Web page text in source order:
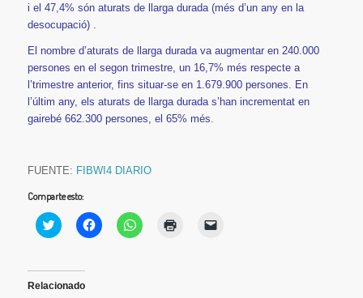
i el 47,4% són aturats de llarga durada (més d’un any en la
desocupació) .
El nombre d’aturats de llarga durada va augmentar en 240.000
persones en el segon trimestre, un 16,7% més respecte a
l’trimestre anterior, fins situar-se en 1.679.900 persones. En
l’últim any, els aturats de llarga durada s’han incrementat en
gairebé 662.300 persones, el 65% més.
FUENTE: FIBWI4 DIARIO
Comparte esto:
Haz
clic
Twitter
(Se
Haz
clic
Haz
clic
Relacionado